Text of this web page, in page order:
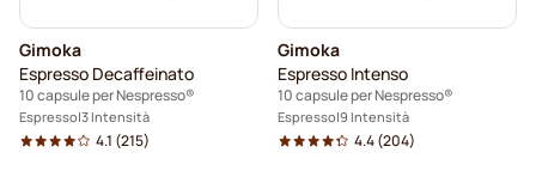
Gimoka
Espresso Decaffeinato
10 capsule per Nespresso®
Espresso 3 Intensità
4.1 (215)
Gimoka
Espresso Intenso
10 capsule per Nespresso®
Espresso 9 Intensità
4.4(204)